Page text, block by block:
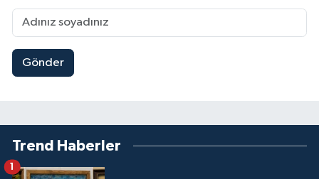
Gönder
Trend Haberler
1